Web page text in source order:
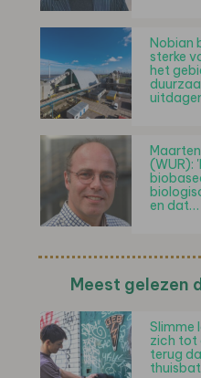
Nobian
sterke
het
(WUR):
en dat…
Meest gelezen
Slimme
zich tot
terug